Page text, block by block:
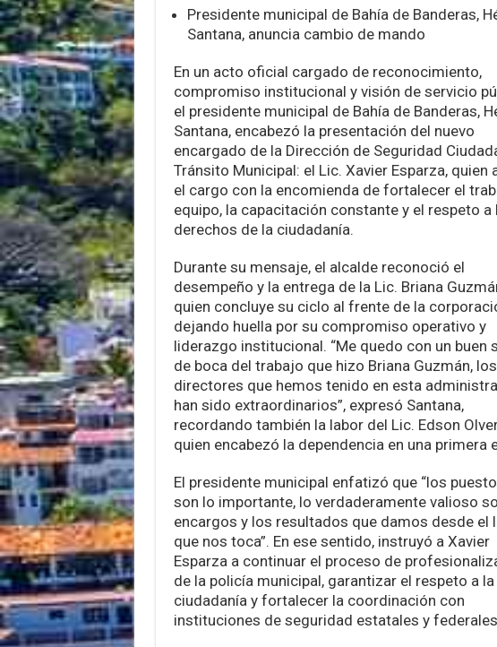
Xavier
Esparza
dirección
Seguridad
Ciudadana
y
Tránsito
de
Bahía
de
Banderas
Presidente municipal de Bahía de Banderas,
Santana, anuncia cambio de mando
En un acto oficial cargado de reconocimiento,
compromiso institucional y visión de servicio
el presidente municipal de Bahía de Banderas,
Santana, encabezó la presentación del nuevo
encargado de la Dirección de Seguridad
Tránsito Municipal: el Lic. Xavier Esparza, quien
el cargo con la encomienda de fortalecer el
equipo, la capacitación constante y el respeto a
derechos de la ciudadanía.
Durante su mensaje, el alcalde reconoció el
desempeño y la entrega de la Lic. Briana
quien concluye su ciclo al frente de la
dejando huella por su compromiso operativo y
liderazgo institucional. “Me quedo con un buen
de boca del trabajo que hizo Briana Guzmán,
directores que hemos tenido en esta
han sido extraordinarios”, expresó Santana,
recordando también la labor del Lic. Edson
quien encabezó la dependencia en una primera
El presidente municipal enfatizó que “los
son lo importante, lo verdaderamente valioso
encargos y los resultados que damos desde el
que nos toca”. En ese sentido, instruyó a Xavier
Esparza a continuar el proceso de
de la policía municipal, garantizar el respeto a la
ciudadanía y fortalecer la coordinación con
instituciones de seguridad estatales y